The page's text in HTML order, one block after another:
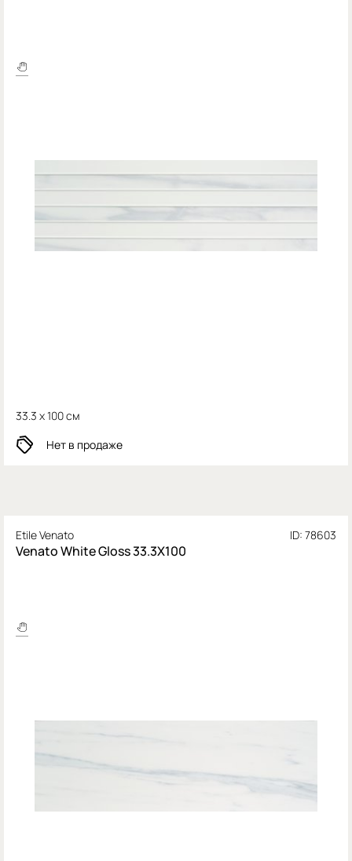
33.3 x 100 см
Нет в продаже
Etile Venato ID: 78603
Venato White Gloss 33.3X100